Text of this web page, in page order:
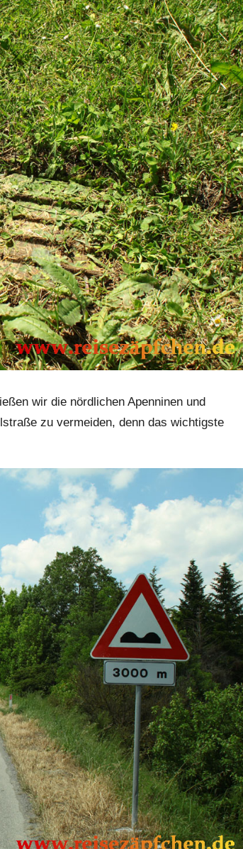
wir die nördlichen Apenninen und
zu vermeiden, denn das wichtigste